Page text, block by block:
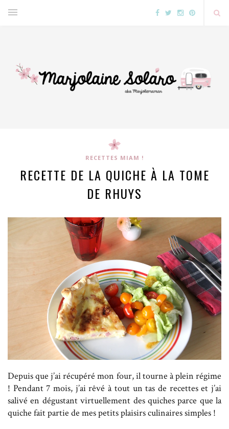
RECETTES MIAM !
RECETTE DE LA QUICHE À LA TOME
DE RHUYS
Depuis que j’ai récupéré mon four, il tourne à plein régime
! Pendant 7 mois, j’ai rêvé à tout un tas de recettes et j’ai
salivé en dégustant virtuellement des quiches parce que la
quiche fait partie de mes petits plaisirs culinaires simples !